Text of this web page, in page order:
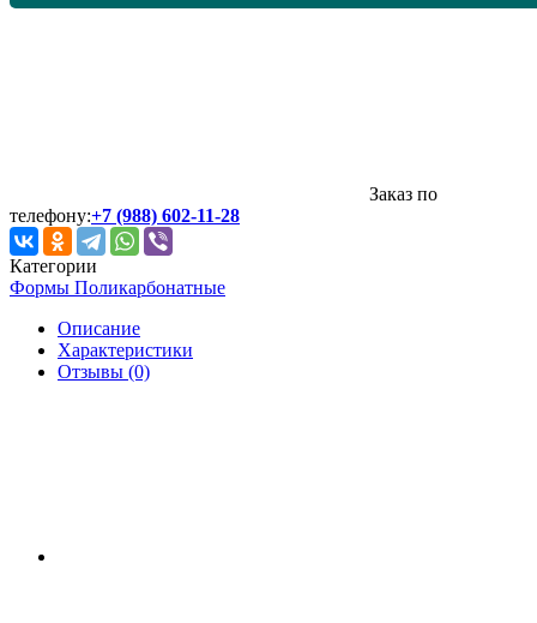
Заказ по
телефону:+7 (988) 602-11-28
Категории
Формы Поликарбонатные
Описание
Характеристики
Отзывы (0)